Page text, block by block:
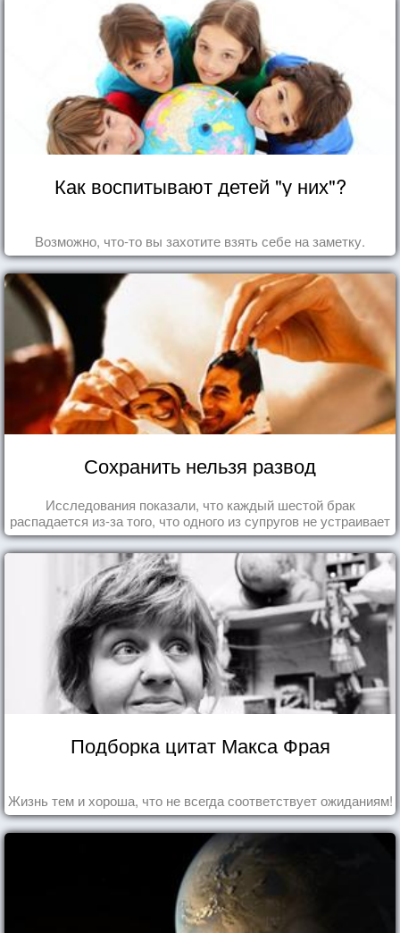
Как воспитывают детей "у них"?
Возможно, что-то вы захотите взять себе на заметку.
Сохранить нельзя развод
Исследования показали, что каждый шестой брак
распадается из-за того, что одного из супругов не устраивает
та роль, которая выпала ему в семье.
Подборка цитат Макса Фрая
Жизнь тем и хороша, что не всегда соответствует ожиданиям!